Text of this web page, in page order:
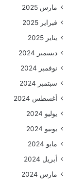
مارس 2025
فبراير 2025
يناير 2025
ديسمبر 2024
نوفمبر 2024
سبتمبر 2024
أغسطس 2024
يوليو 2024
يونيو 2024
مايو 2024
أبريل 2024
مارس 2024